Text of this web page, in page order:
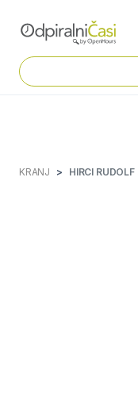
KRANJ HIRCI